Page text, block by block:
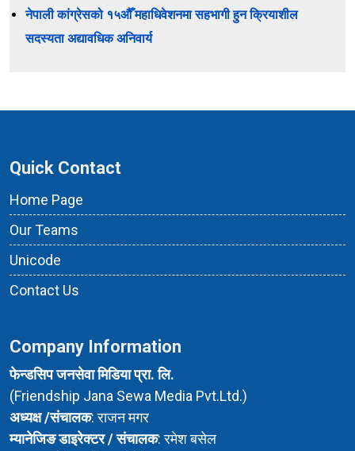
नेपाली कांग्रेसको १५औँ महाधिवेशनमा सहभागी हुन क्रियाशील
सदस्यता अद्यावधिक अनिवार्य
Quick Contact
Home Page
Our Teams
Unicode
Contact Us
Company Information
फेन्डसिप जनसेवा मिडिया प्रा. लि.
(Friendship Jana Sewa Media Pvt.Ltd.)
अध्यक्ष /संचालक: राजन मगर
म्यानेजिङ डाइरेक्टर / संचालक: रमेश बसेल